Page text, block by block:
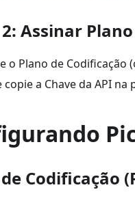
2: Assinar
o Plano de Codificação
copie a Chave da API
Codificação